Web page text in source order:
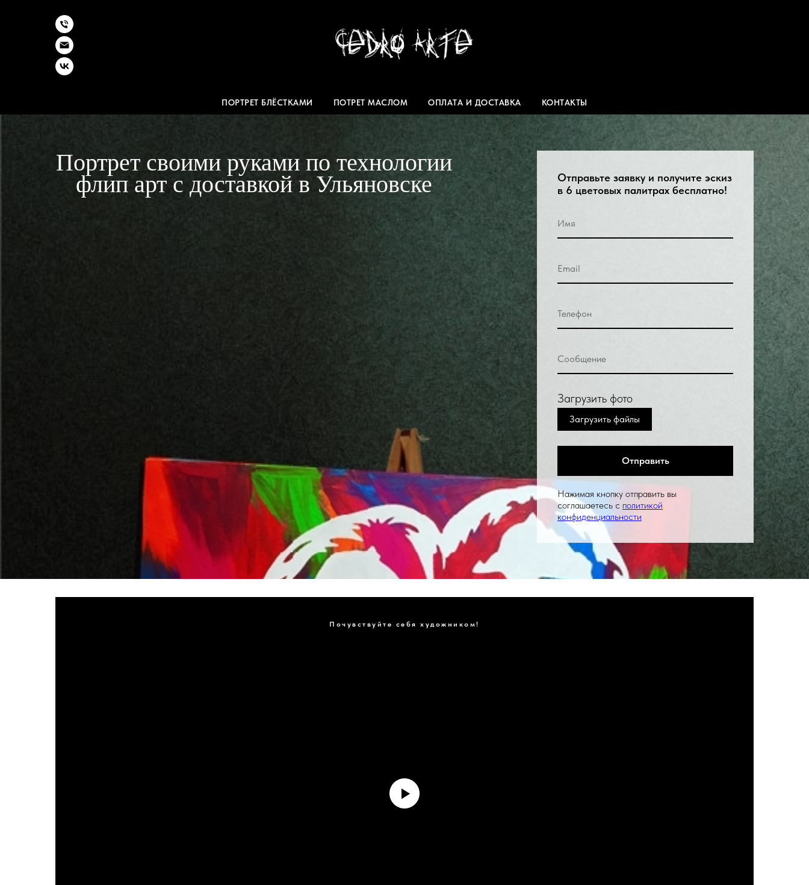
ПОРТРЕТ БЛЁСТКАМИ ПОТРЕТ МАСЛОМ ОПЛАТА И ДОСТАВКА КОНТАКТЫ
Портрет своими руками по технологии
флип арт с доставкой в Ульяновске
Отправьте заявку и получите эскиз
в 6 цветовых палитрах бесплатно!
Загрузить фото
Загрузить файлы
Отправить
Нажимая кнопку отправить вы
соглашаетесь с политикой
конфиденциальности
Почувствуйте себя художником!